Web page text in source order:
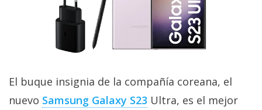
El buque insignia de la compañía coreana, el
nuevo Samsung Galaxy S23 Ultra, es el mejor